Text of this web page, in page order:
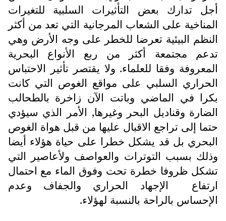
أجل تدارك بعض التأثيرات السلبية للتغيرات
المناخية على الشعاب المرجانية التي تعد من أكثر
النظم البيئية تعرضا للخطر على وجه الأرض وهي
تدعم مجتمعة أكثر من ربع الأنواع البحرية
المعروفة وفقا للعلماء. ولا يقتصر تأثير الاحتباس
الحراري السلبي على مواقع الغوص التي كانت
بكرا في الماضي وباتت الآن زاخرة بالطحالب
الضارة وقناديل البحر وغيرها, الأمر الذي سيؤدي
حتما إلى تراجع الاقبال عليها من قبل هواة الغوص
البحري بل قد يشكل خطرا على حياة هؤلاء أيضا
وذلك بسبب التوترات والعواصف ولأعاصير التي
تشكل ظروفا خطرة تحت وفوق الماء مع احتمال
ارتفاع
الإجهاد الحراري والجفاف وعدم
الإحساس بالراحة بالنسبة لهؤلاء.